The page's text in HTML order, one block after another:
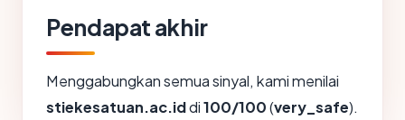
Pendapat akhir
Menggabungkan semua sinyal, kami menilai
stiekesatuan.ac.iddi100/100(very_safe).